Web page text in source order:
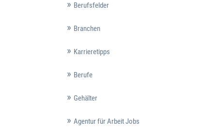
Berufsfelder
Branchen
Karrieretipps
Berufe
Gehälter
Agentur für Arbeit Jobs